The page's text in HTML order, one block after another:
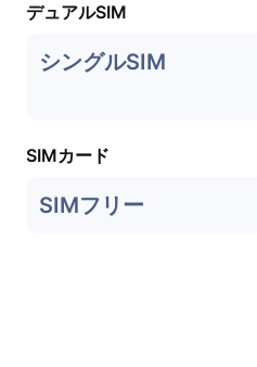
デュアルSIM
シングルSIM
SIMカード
SIMフリー